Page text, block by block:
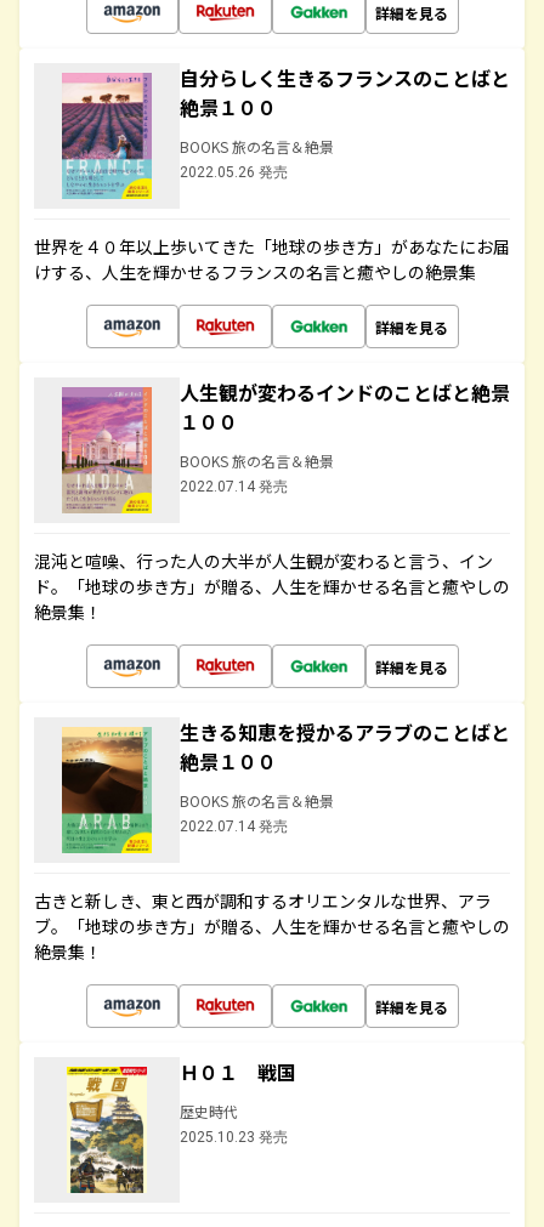
詳細を見る
自分らしく生きるフランスのことばと
絶景１００
BOOKS 旅の名言＆絶景
2022.05.26 発売
世界を４０年以上歩いてきた「地球の歩き方」があなたにお届
けする、人生を輝かせるフランスの名言と癒やしの絶景集
詳細を見る
人生観が変わるインドのことばと絶景
１００
BOOKS 旅の名言＆絶景
2022.07.14 発売
混沌と喧噪、行った人の大半が人生観が変わると言う、イン
ド。「地球の歩き方」が贈る、人生を輝かせる名言と癒やしの
絶景集！
詳細を見る
生きる知恵を授かるアラブのことばと
絶景１００
BOOKS 旅の名言＆絶景
2022.07.14 発売
古きと新しき、東と西が調和するオリエンタルな世界、アラ
ブ。「地球の歩き方」が贈る、人生を輝かせる名言と癒やしの
絶景集！
詳細を見る
Ｈ０１ 戦国
歴史時代
2025.10.23 発売